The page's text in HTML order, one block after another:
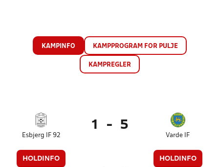
KAMPINFO KAMPPROGRAM FOR PULJE
KAMPREGLER
Esbjerg IF 92
HOLDINFO
1 - 5
Varde IF
HOLDINFO